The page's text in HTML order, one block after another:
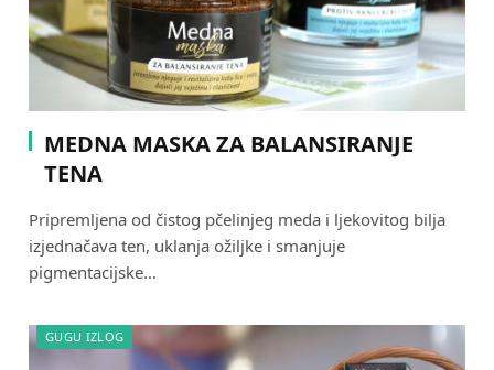
MEDNA MASKA ZA BALANSIRANJE
TENA
Pripremljena od čistog pčelinjeg meda i ljekovitog bilja
izjednačava ten, uklanja ožiljke i smanjuje
pigmentacijske…
GUGU IZLOG